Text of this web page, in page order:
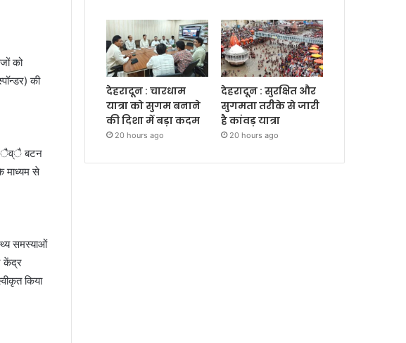
को
की
एक ैव्ै बटन
माध्यम से
समस्याओं
केंद्र
किया
देहरादून : चारधाम
यात्रा को सुगम बनाने
की दिशा में बड़ा कदम
20 hours ago
देहरादून : सुरक्षित और
सुगमता तरीके से जारी
है कांवड़ यात्रा
20 hours ago